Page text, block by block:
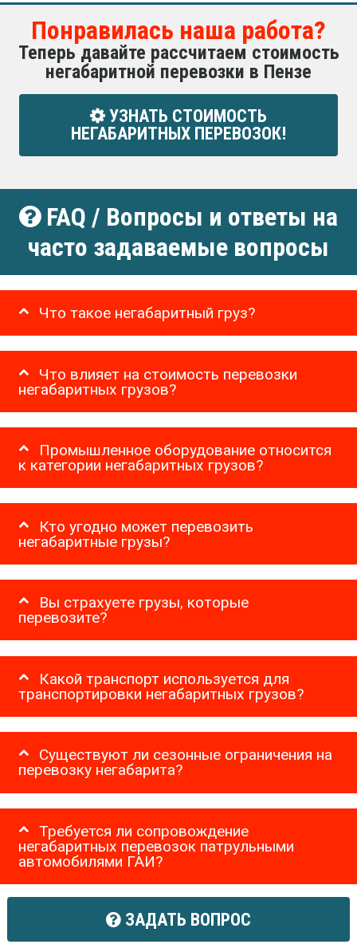
Понравилась наша работа?
Теперь давайте рассчитаем стоимость
негабаритной перевозки в Пензе
УЗНАТЬ СТОИМОСТЬ
НЕГАБАРИТНЫХ ПЕРЕВОЗОК!
FAQ / Вопросы и ответы на
часто задаваемые вопросы
Что такое негабаритный груз?
Что влияет на стоимость перевозки
негабаритных грузов?
Промышленное оборудование относится
к категории негабаритных грузов?
Кто угодно может перевозить
негабаритные грузы?
Вы страхуете грузы, которые
перевозите?
Какой транспорт используется для
транспортировки негабаритных грузов?
Существуют ли сезонные ограничения на
перевозку негабарита?
Требуется ли сопровождение
негабаритных перевозок патрульными
автомобилями ГАИ?
ЗАДАТЬ ВОПРОС